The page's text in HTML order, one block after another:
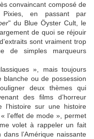
convaincant composé de
Pixies, en passant par
" du Blue Öyster Cult , le
de quoi se réjouir
sont vraiment trop
de simples marqueurs
», mais toujours
blanche ou de possession
deux thèmes qui
des films d’horreur
l’histoire sur une histoire
l’effet de mode », permet
volet à rappeler un fait
l’Amérique naissante